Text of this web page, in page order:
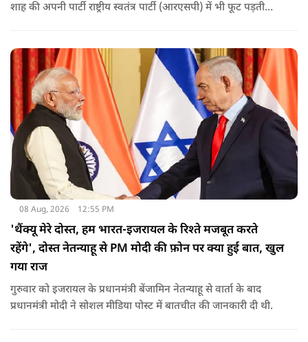
शाह की अपनी पार्टी राष्ट्रीय स्वतंत्र पार्टी (आरएसपी) में भी फूट पड़ती
08 Aug, 2026 12:55 PM
'थैंक्यू मेरे दोस्त, हम भारत-इजरायल के रिश्ते मजबूत करते
रहेंगे', दोस्त नेतन्याहू से PM मोदी की फ़ोन पर क्या हुई बात, खुल
गया राज
गुरुवार को इजरायल के प्रधानमंत्री बेंजामिन नेतन्याहू से वार्ता के बाद
प्रधानमंत्री मोदी ने सोशल मीड‍िया पोस्‍ट में बातचीत की जानकारी दी थी.